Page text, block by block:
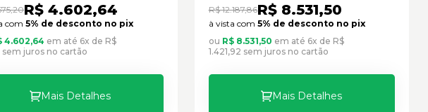
R$ 4.602,64
com 5% de desconto no pix
4.602,64 em até 6x de R$
sem juros no cartão
Mais Detalhes
R$ 12.187,86R$ 8.531,50
à vista com 5% de desconto no pix
ou R$ 8.531,50 em até 6x de R$
1.421,92 sem juros no cartão
Mais Detalhes